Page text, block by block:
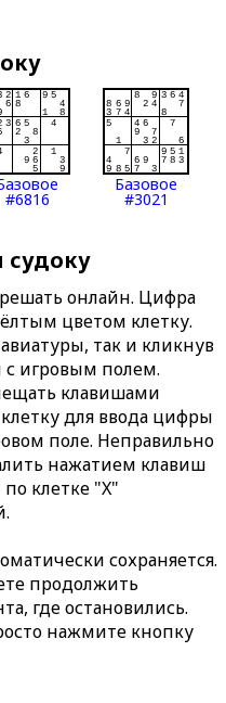
#6816
Базовое
#3021
судоку
онлайн. Цифра
цветом клетку.
так и кликнув
с игровым полем.
клавишами
для ввода цифры
поле. Неправильно
нажатием клавиш
клетке "X"
сохраняется.
продолжить
где остановились.
нажмите кнопку